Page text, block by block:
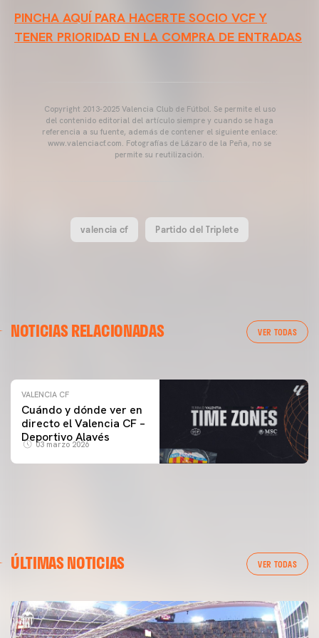
PINCHA AQUÍ PARA HACERTE SOCIO VCF Y
TENER PRIORIDAD EN LA COMPRA DE ENTRADAS
Copyright 2013-2025 Valencia Club de Fútbol. Se permite el uso
del contenido editorial del artículo siempre y cuando se haga
referencia a su fuente, además de contener el siguiente enlace:
www.valenciacf.com. Fotografías de Lázaro de la Peña, no se
permite su reutilización.
valencia cf Partido del Triplete
NOTICIAS RELACIONADAS VER TODAS
ENTRENAMIENTO DEL VALENCIA CF 04/03/26
VALENCIA CF
Cuándo y dónde ver en
directo el Valencia CF –
Deportivo Alavés
03 marzo 2026
ÚLTIMAS NOTICIAS VER TODAS